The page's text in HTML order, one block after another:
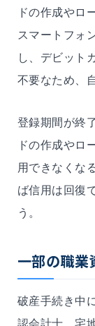
ドの作成やロ
スマートフォ
し、デビット
不要なため、
登録期間が終
ドの作成やロ
用できなくな
ば信用は回復
う。
一部の職業
破産手続き中